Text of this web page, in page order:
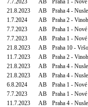
7.7.2023 AB
Praha 1 -
21.8.2023 AB
Praha 4 -
1.7.2024 AB
Praha 2 -
7.7.2023 AB
Praha 1 -
7.7.2023 AB
Praha 1 -
21.8.2023 AB
Praha 10 -
11.7.2023 AB
Praha 2 -
21.8.2023 AB
Praha 4 -
21.8.2023 AB
Praha 4 -
6.8.2024 AB
Praha 1 -
7.7.2023 AB
Praha 1 -
11.7.2023 AB
Praha 4 -